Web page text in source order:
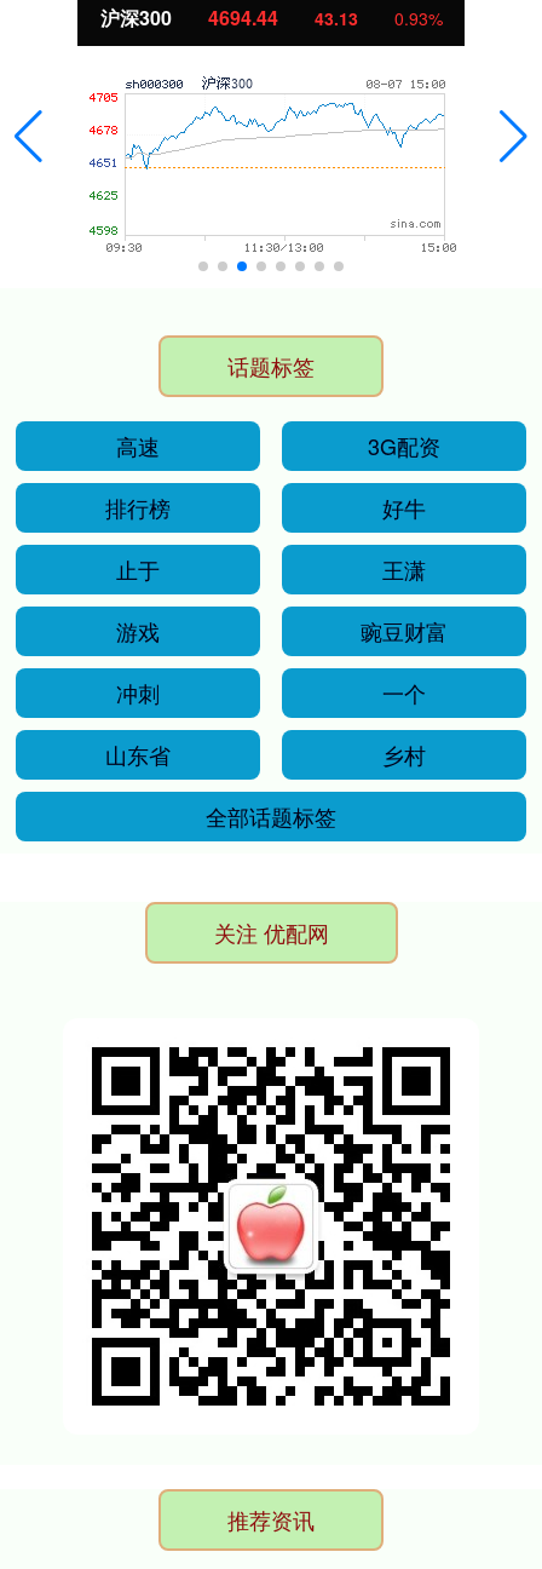
沪深300 4694.44 43.13 0.93%
话题标签
高速
3G配资
排行榜
好牛
止于
王潇
游戏
豌豆财富
冲刺
一个
山东省
乡村
全部话题标签
关注 优配网
推荐资讯